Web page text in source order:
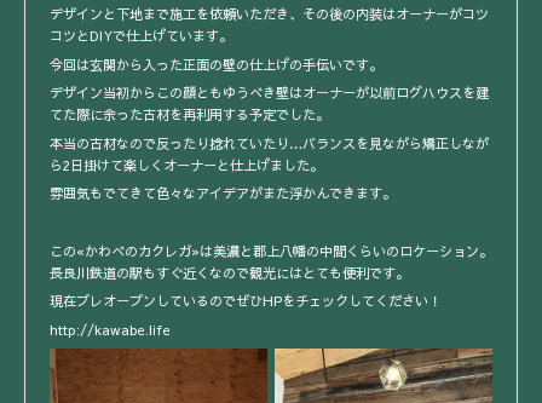
デザインと下地まで施工を依頼いただき、その後の内装はオーナーがコツ
コツとDIYで仕上げています。
今回は玄関から入った正面の壁の仕上げの手伝いです。
デザイン当初からこの顔ともゆうべき壁はオーナーが以前ログハウスを建
てた際に余った古材を再利用する予定でした。
本当の古材なので反ったり捻れていたり…バランスを見ながら矯正しなが
ら2日掛けて楽しくオーナーと仕上げました。
雰囲気もでてきて色々なアイデアがまた浮かんできます。
この«かわべのカクレガ»は美濃と郡上八幡の中間くらいのロケーション。
長良川鉄道の駅もすぐ近くなので観光にはとても便利です。
現在プレオープンしているのでぜひHPをチェックしてください！
http://kawabe.life